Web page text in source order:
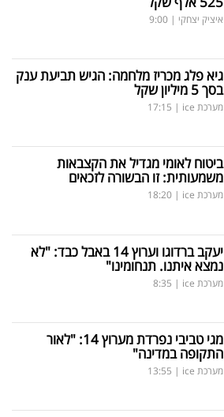
איציק יצחקי |
9:00
גיא פלג מכריז מלחמה: הגיש תביעת ענק
בסך 5 מיליון שקל
מערכת ice |
17:15
ביטוח לאומי מגדיל את הקצבאות
משמעותית: זו הבשורה לזכאים
מערכת ice |
18:20
יעקב ברדוגו וערוץ 14 באבל כבד: "לא
נמצא איתנו. תנחומינו"
מערכת ice |
8:35
מגי טביבי נפרדת מערוץ 14: "לאור
התקופה במדינה"
מערכת ice |
13:55